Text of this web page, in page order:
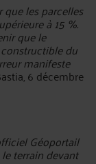
que les parcelles
à 15 %.
que le
du
manifeste
6 décembre
Géoportail
terrain devant